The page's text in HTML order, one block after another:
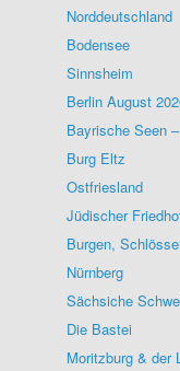
Norddeutschland
Bodensee
Sinnsheim
Berlin August
Bayrische Seen
Burg Eltz
Ostfriesland
Jüdischer
Burgen,
Nürnberg
Sächsiche
Die Bastei
Moritzburg & der